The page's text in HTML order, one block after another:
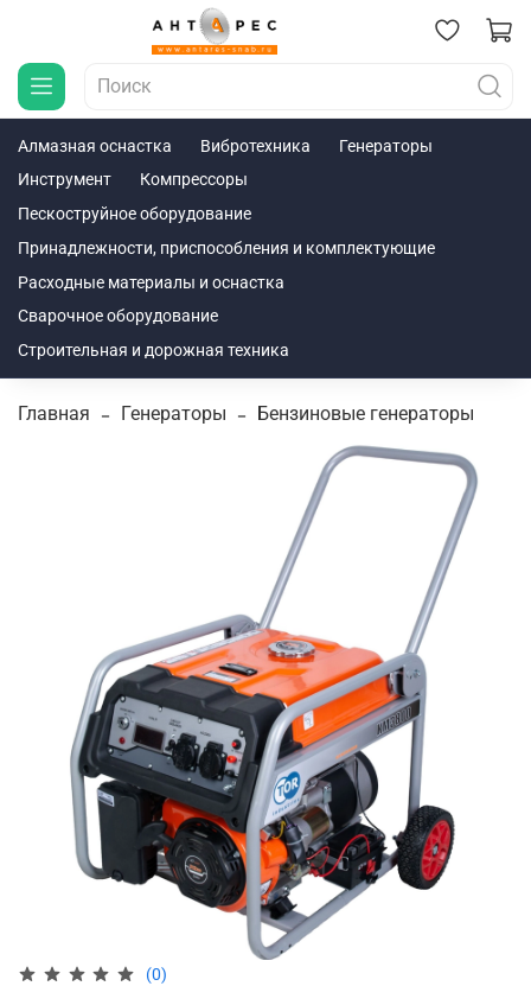
Алмазная оснастка Вибротехника
Генераторы
Инструмент
Компрессоры
Пескоструйное оборудование
Принадлежности, приспособления и комплектующие
Расходные материалы и оснастка
Сварочное оборудование
Строительная и дорожная техника
Главная Генераторы Бензиновые генераторы
(0)